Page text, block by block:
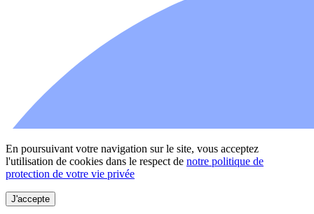
En poursuivant votre navigation sur le site, vous acceptez
l'utilisation de cookies dans le respect de notre politique de
protection de votre vie privée
J'accepte